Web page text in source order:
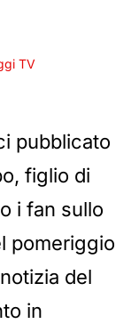
TV
pubblicato
figlio di
i fan sullo
pomeriggio
del
in